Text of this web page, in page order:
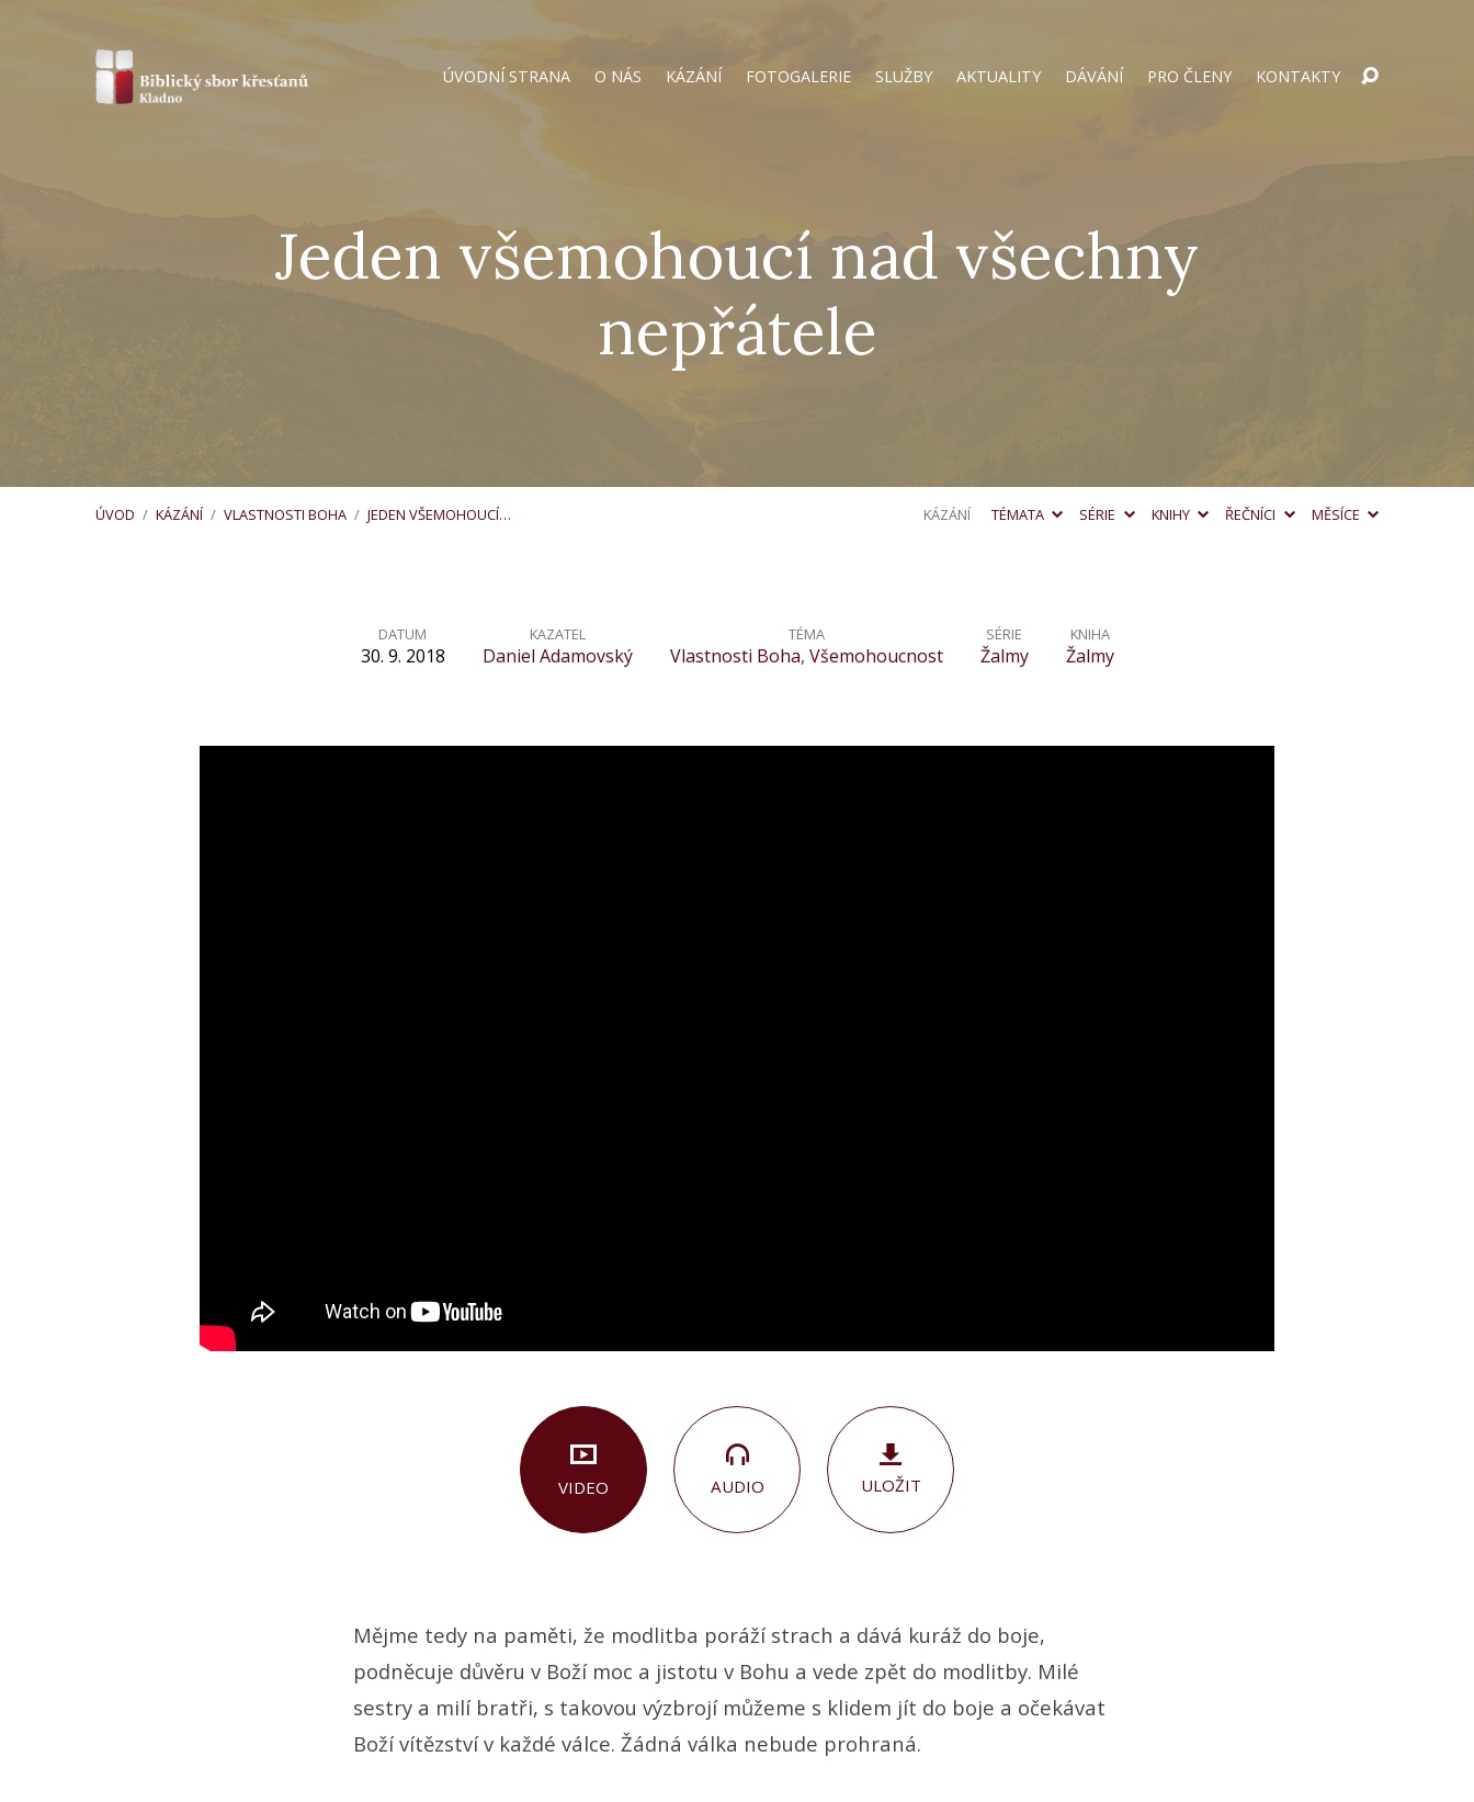
ÚVODNÍ STRANA O NÁS KÁZÁNÍ FOTOGALERIE SLUŽBY AKTUALITY DÁVÁNÍ PRO ČLENY KONTAKTY
Jeden všemohoucí nad všechny
nepřátele
ÚVOD / KÁZÁNÍ / VLASTNOSTI BOHA / JEDEN VŠEMOHOUCÍ… KÁZÁNÍ TÉMATA SÉRIE KNIHY ŘEČNÍCI MĚSÍCE
všemohoucí
DATUM
30. 9. 2018
KAZATEL
Daniel Adamovský
TÉMA
Vlastnosti Boha, Všemohoucnost
SÉRIE
Žalmy
KNIHA
Žalmy
VIDEO AUDIO ULOŽIT
Mějme tedy na paměti, že modlitba poráží strach a dává kuráž do boje,
podněcuje důvěru v Boží moc a jistotu v Bohu a vede zpět do modlitby. Milé
sestry a milí bratři, s takovou výzbrojí můžeme s klidem jít do boje a očekávat
Boží vítězství v každé válce. Žádná válka nebude prohraná.